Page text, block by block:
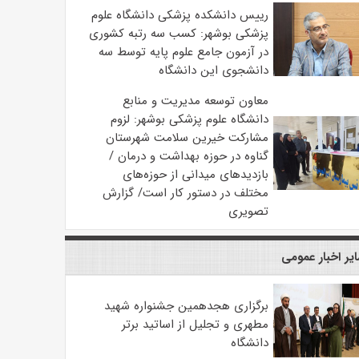
رییس دانشکده پزشکی دانشگاه علوم
پزشکی بوشهر: کسب سه رتبه کشوری
در آزمون جامع علوم پایه توسط سه
دانشجوی این دانشگاه
معاون توسعه مدیریت و منابع
دانشگاه علوم پزشکی بوشهر: لزوم
مشارکت خیرین سلامت شهرستان
گناوه در حوزه بهداشت و درمان /
بازدیدهای میدانی از حوزه‌های
مختلف در دستور کار است/ گزارش
تصویری
اخبار عمومی
برگزاری هجدهمین جشنواره شهید
مطهری و تجلیل از اساتید برتر
دانشگاه